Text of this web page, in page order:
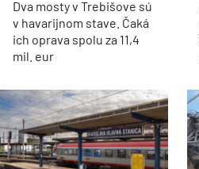
Dva mosty v Trebišove sú
v havarijnom stave. Čaká
ich oprava spolu za 11,4
mil. eur